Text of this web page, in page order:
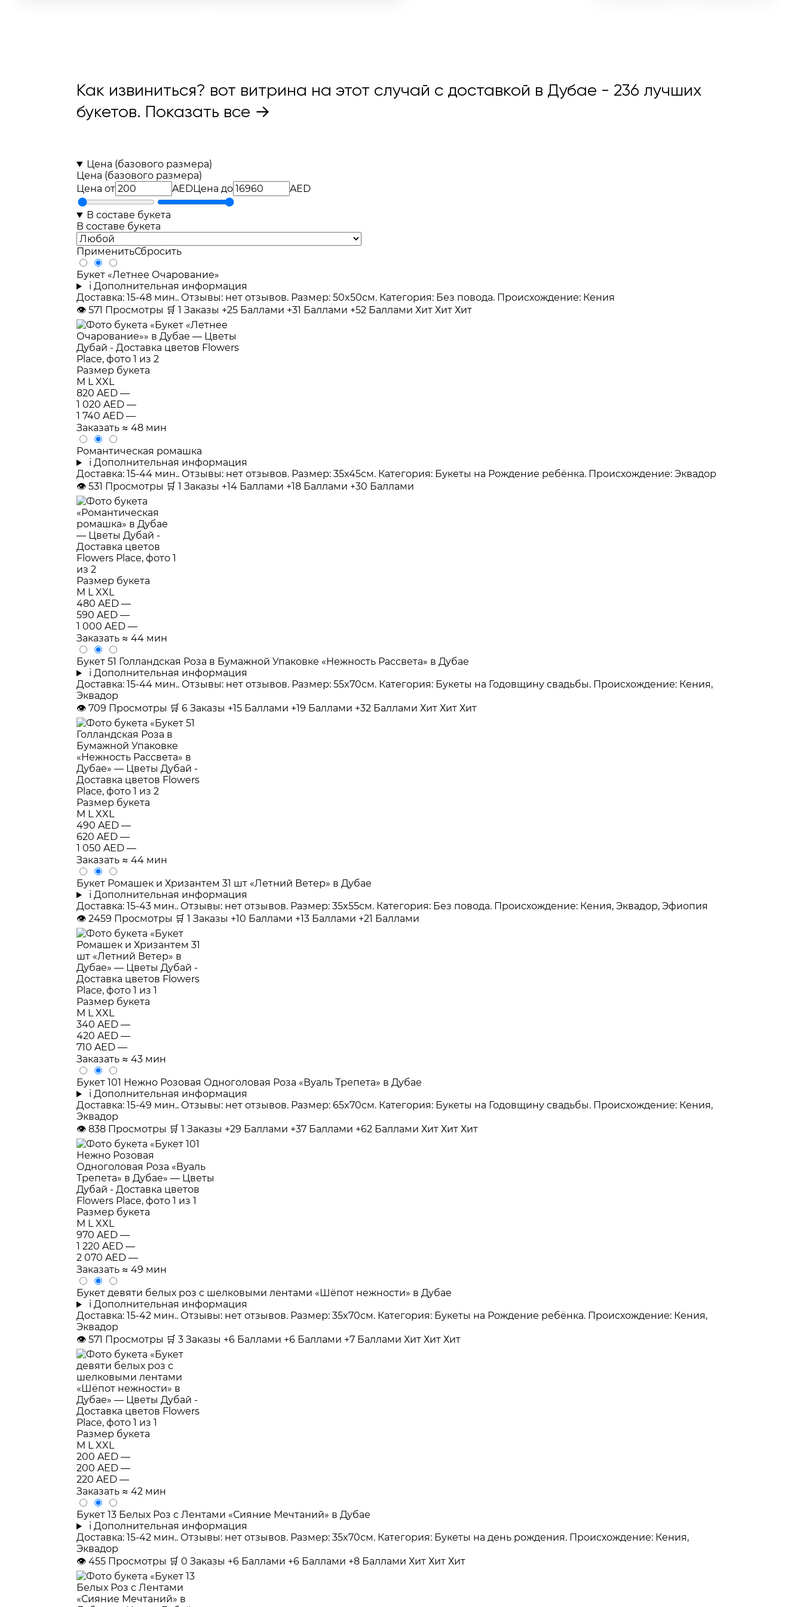
Как извиниться? вот витрина на этот случай с доставкой в Дубае - 236 лучших
букетов. Показать все →
Цена (базового размера)
Цена (базового размера)
Цена от
AEDЦена до AED
В составе букета
В составе букета
ПрименитьСбросить
Букет «Летнее Очарование»
i Дополнительная информация
Доставка: 15-48 мин.. Отзывы: нет отзывов. Размер: 50x50см. Категория: Без повода. Происхождение: Кения
👁 571 Просмотры 🛒 1 Заказы +25 Баллами +31 Баллами +52 Баллами Хит Хит Хит
Размер букета
M LXXL
820 AED —
1 020 AED —
1 740 AED —
Заказать ≈ 48 мин
Романтическая ромашка
i Дополнительная информация
Доставка: 15-44 мин.. Отзывы: нет отзывов. Размер: 35x45см. Категория: Букеты на Рождение ребёнка. Происхождение: Эквадор
👁 531 Просмотры 🛒 1 Заказы +14 Баллами +18 Баллами +30 Баллами
Размер букета
M LXXL
480 AED —
590 AED —
1 000 AED —
Заказать ≈ 44 мин
Букет 51 Голландская Роза в Бумажной Упаковке «Нежность Рассвета» в Дубае
i Дополнительная информация
Доставка: 15-44 мин.. Отзывы: нет отзывов. Размер: 55x70см. Категория: Букеты на Годовщину свадьбы. Происхождение: Кения,
Эквадор
👁 709 Просмотры 🛒 6 Заказы +15 Баллами +19 Баллами +32 Баллами Хит Хит Хит
Размер букета
M LXXL
490 AED —
620 AED —
1 050 AED —
Заказать ≈ 44 мин
Букет Ромашек и Хризантем 31 шт «Летний Ветер» в Дубае
i Дополнительная информация
Доставка: 15-43 мин.. Отзывы: нет отзывов. Размер: 35x55см. Категория: Без повода. Происхождение: Кения, Эквадор, Эфиопия
👁 2459 Просмотры 🛒 1 Заказы +10 Баллами +13 Баллами +21 Баллами
Размер букета
M LXXL
340 AED —
420 AED —
710 AED —
Заказать ≈ 43 мин
Букет 101 Нежно Розовая Одноголовая Роза «Вуаль Трепета» в Дубае
i Дополнительная информация
Доставка: 15-49 мин.. Отзывы: нет отзывов. Размер: 65x70см. Категория: Букеты на Годовщину свадьбы. Происхождение: Кения,
Эквадор
👁 838 Просмотры 🛒 1 Заказы +29 Баллами +37 Баллами +62 Баллами Хит Хит Хит
Размер букета
M LXXL
970 AED —
1 220 AED —
2 070 AED —
Заказать ≈ 49 мин
Букет девяти белых роз с шелковыми лентами «Шёпот нежности» в Дубае
i Дополнительная информация
Доставка: 15-42 мин.. Отзывы: нет отзывов. Размер: 35x70см. Категория: Букеты на Рождение ребёнка. Происхождение: Кения,
Эквадор
👁 571 Просмотры 🛒 3 Заказы +6 Баллами +6 Баллами +7 Баллами Хит Хит Хит
Размер букета
M LXXL
200 AED —
200 AED —
220 AED —
Заказать ≈ 42 мин
Букет 13 Белых Роз с Лентами «Сияние Мечтаний» в Дубае
i Дополнительная информация
Доставка: 15-42 мин.. Отзывы: нет отзывов. Размер: 35x70см. Категория: Букеты на день рождения. Происхождение: Кения,
Эквадор
👁 455 Просмотры 🛒 0 Заказы +6 Баллами +6 Баллами +8 Баллами Хит Хит Хит